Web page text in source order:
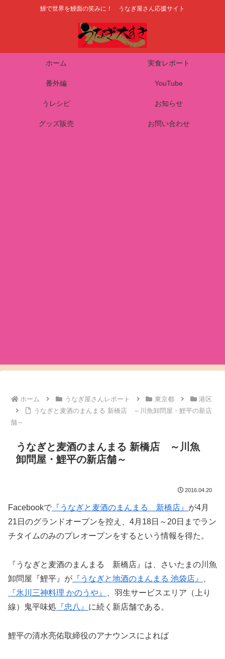
鰻で世界を鰻面の笑みに！ うなぎ屋さん応援サイト
ホーム 実食レポート
番外編 YouTube
うレシピ お知らせ
グッズ販売 お問い合わせ
ホーム うなぎ屋さんレポート 東京都
港区
うなぎと麦酒のまんまる 新橋店 ～川魚卸問屋・鯉平の新店
舗～
うなぎと麦酒のまんまる 新橋店 ～川魚
卸問屋・鯉平の新店舗～
2016.04.20
Facebookで 『うなぎと麦酒のまんまる 新橋店』 が4月
21日のグランドオープンを控え、4月18日～20日までラン
チタイムのみのプレオープンをするという情報を得た。
『うなぎと麦酒のまんまる 新橋店』は、さいたまの川魚
卸問屋『鯉平』が 『うなぎと地酒のまんまる 池袋店』
『氷川三神料理 かのうや』
、羽生サービスエリア（上り
線）鬼平味処 『忠八』 に続く新店舗である。
鯉平の清水亮佑取締役のアナウンスによれば